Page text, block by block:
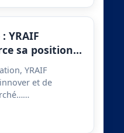
YRAIF
sa position…
YRAIF
et de